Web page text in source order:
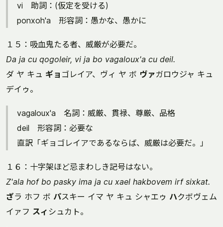
vi 助詞：(仮定を受ける)
ponxoh'a 形容詞：愚かな、愚かに
１５：吸血鬼たる者、威厳が必要だ。
Da ja cu qogoleir, vi ja bo vagaloux'a cu deil.
ダ ヤ キュ ギョ ゴレイア、ヴィ ヤ ボ ヴァガロウジャ キュ
デイゥ。
vagaloux'a 名詞：威厳、貫禄、尊厳、品格
deil 形容詞：必要な
直訳「ギョゴレイアであるならば、威厳は必要だ。」
１６：十字架ほど忌まわしき記号はない。
Z'ala hof bo pasky ima ja cu xael hakbovem irf sixkat.
ざラ ホフ ボ パスキー イマ ヤ キュ シャエゥ ハクボヴェム
イァフ スィ シュカト。